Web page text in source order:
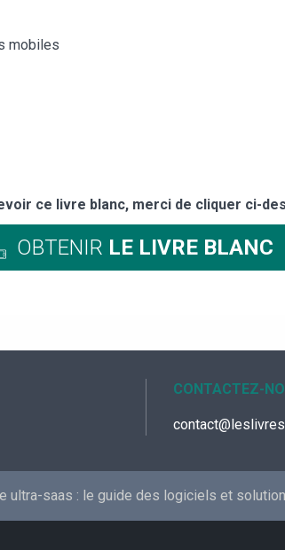
mobiles
ce livre blanc, merci de cliquer ci-
OBTENIR LE LIVRE BLANC
CONTACTEZ-
ultra-saas : le guide des logiciels et